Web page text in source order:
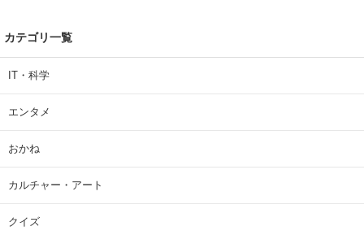
カテゴリ一覧
IT・科学
エンタメ
おかね
カルチャー・アート
クイズ